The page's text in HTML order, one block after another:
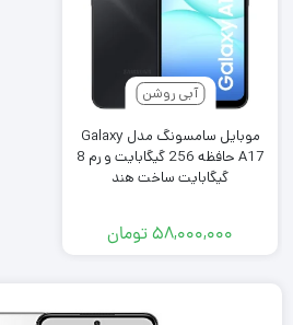
آبی روشن
موبایل سامسونگ مدل Galaxy
A17 حافظه 256 گیگابایت و رم 8
گیگابایت ساخت هند
۵۸,۰۰۰,۰۰۰تومان